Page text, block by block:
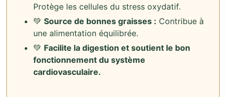
Protège les cellules du stress oxydatif.
💚 Source de bonnes graisses : Contribue à
une alimentation équilibrée.
💚 Facilite la digestion et soutient le bon
fonctionnement du système
cardiovasculaire.